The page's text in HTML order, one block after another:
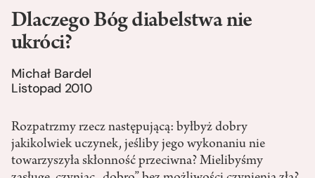
Dlaczego Bóg diabelstwa nie
ukróci?
Michał Bardel
Listopad 2010
Rozpatrzmy rzecz następującą: byłbyż dobry
jakikolwiek uczynek, jeśliby jego wykonaniu nie
towarzyszyła skłonność przeciwna? Mielibyśmy